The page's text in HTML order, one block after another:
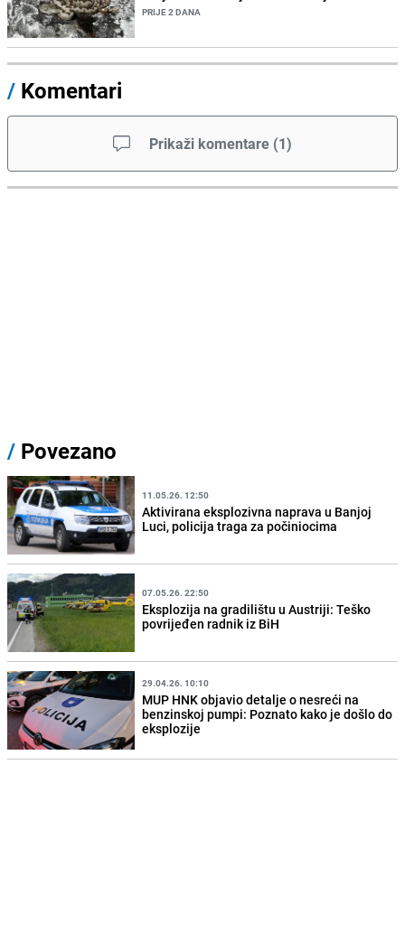
PRIJE 2 DANA
/ Komentari
Prikaži komentare (1)
/ Povezano
11.05.26. 12:50
Aktivirana eksplozivna naprava u Banjoj
Luci, policija traga za počiniocima
07.05.26. 22:50
Eksplozija na gradilištu u Austriji: Teško
povrijeđen radnik iz BiH
29.04.26. 10:10
MUP HNK objavio detalje o nesreći na
benzinskoj pumpi: Poznato kako je došlo do
eksplozije